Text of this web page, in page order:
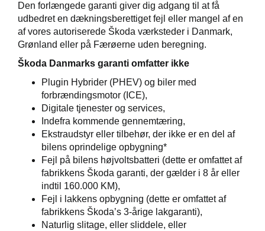
- få
til hurtig
Den forlængede garanti giver dig adgang til at få
udbedret en dækningsberettiget fejl eller mangel af en
af vores autoriserede Škoda værksteder i Danmark,
Grønland eller på Færøerne uden beregning.
Škoda Danmarks garanti omfatter ikke
Plugin Hybrider (PHEV) og biler med
forbrændingsmotor (ICE),
Digitale tjenester og services,
Indefra kommende gennemtæring,
Ekstraudstyr eller tilbehør, der ikke er en del af
bilens oprindelige opbygning*
Fejl på bilens højvoltsbatteri (dette er omfattet af
fabrikkens Škoda garanti, der gælder i 8 år eller
indtil 160.000 KM),
Fejl i lakkens opbygning (dette er omfattet af
fabrikkens Škoda’s 3-årige lakgaranti),
Naturlig slitage, eller sliddele, eller